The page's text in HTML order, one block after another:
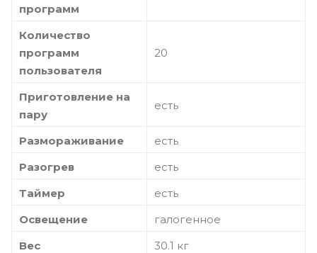
программ
Количество
программ
пользователя
20
Приготовление на
пару
есть
Размораживание
есть
Разогрев
есть
Таймер
есть
Освещение
галогенное
Вес
30.1 кг